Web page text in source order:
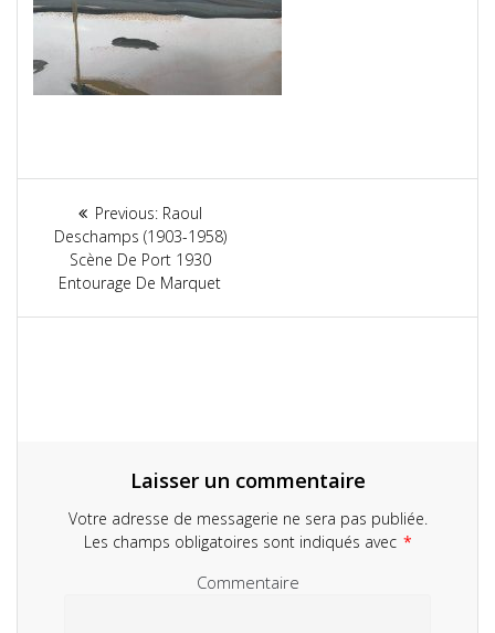
Navigation
de
l’article
Previous: Previous
post:
Raoul
Deschamps (1903-1958)
Scène De Port 1930
Entourage De Marquet
Laisser un commentaire
Votre adresse de messagerie ne sera pas publiée.
Les champs obligatoires sont indiqués avec *
Commentaire